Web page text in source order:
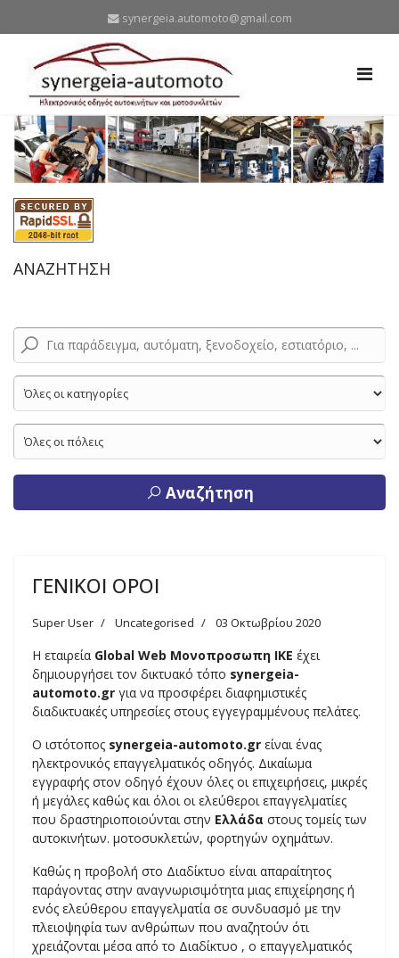
synergeia.automoto@gmail.com
ΑΝΑΖΗΤΗΣΗ
Αναζήτηση
ΓΕΝΙΚΟΙ ΟΡΟΙ
Super User Uncategorised 03 Οκτωβρίου 2020
Η εταιρεία Global Web Μονοπροσωπη ΙΚΕ έχει
δημιουργήσει τον δικτυακό τόπο synergeia-
automoto.gr για να προσφέρει διαφημιστικές
διαδικτυακές υπηρεσίες στους εγγεγραμμένους πελάτες.
Ο ιστότοπος synergeia-automoto.gr είναι ένας
ηλεκτρονικός επαγγελματικός οδηγός. Δικαίωμα
εγγραφής στον οδηγό έχουν όλες οι επιχειρήσεις, μικρές
ή μεγάλες καθώς και όλοι οι ελεύθεροι επαγγελματίες
που δραστηριοποιούνται στην Ελλάδα στους τομείς των
αυτοκινήτων. μοτοσυκλετών, φορτηγών οχημάτων.
Καθώς η προβολή στο Διαδίκτυο είναι απαραίτητος
παράγοντας στην αναγνωρισιμότητα μιας επιχείρησης ή
ενός ελεύθερου επαγγελματία σε συνδυασμό με την
πλειοψηφία των ανθρώπων που αναζητούν ότι
χρειάζονται μέσα από το Διαδίκτυο , ο επαγγελματικός